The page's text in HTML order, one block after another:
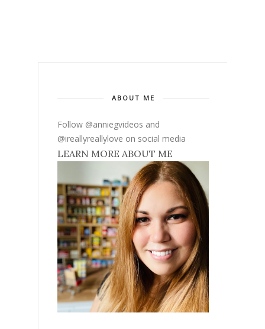
ABOUT ME
Follow @anniegvideos and
@ireallyreallylove on social media
LEARN MORE ABOUT ME